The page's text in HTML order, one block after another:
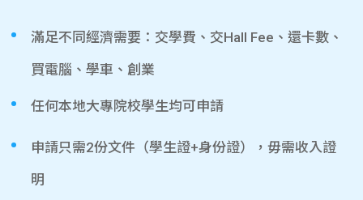
滿足不同經濟需要：交學費、交Hall Fee、還卡數、
買電腦、學車、創業
任何本地大專院校學生均可申請
申請只需2份文件（學生證+身份證），毋需收入證
明